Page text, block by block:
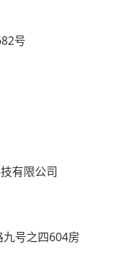
号
有限公司
号之四604房